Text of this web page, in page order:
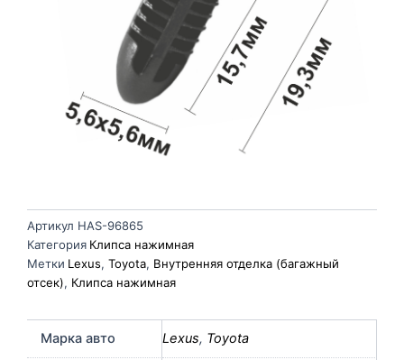
Артикул HAS-96865
Категория Клипса нажимная
Метки Lexus, Toyota, Внутренняя отделка (багажный
отсек), Клипса нажимная
Марка авто Lexus, Toyota